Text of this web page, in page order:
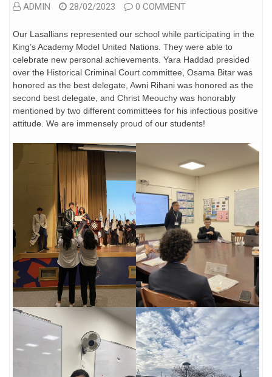
ADMIN 28/02/2023 0 COMMENT
Our Lasallians represented our school while participating in the
King’s Academy Model United Nations. They were able to
celebrate new personal achievements. Yara Haddad presided
over the Historical Criminal Court committee, Osama Bitar was
honored as the best delegate, Awni Rihani was honored as the
second best delegate, and Christ Meouchy was honorably
mentioned by two different committees for his infectious positive
attitude. We are immensely proud of our students!